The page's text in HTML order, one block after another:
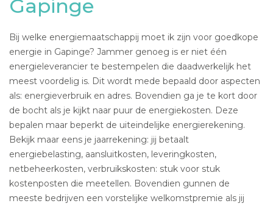
Gapinge
Bij welke energiemaatschappij moet ik zijn voor goedkope
energie in Gapinge? Jammer genoeg is er niet één
energieleverancier te bestempelen die daadwerkelijk het
meest voordelig is. Dit wordt mede bepaald door aspecten
als: energieverbruik en adres. Bovendien ga je te kort door
de bocht als je kijkt naar puur de energiekosten. Deze
bepalen maar beperkt de uiteindelijke energierekening.
Bekijk maar eens je jaarrekening: jij betaalt
energiebelasting, aansluitkosten, leveringkosten,
netbeheerkosten, verbruikskosten: stuk voor stuk
kostenposten die meetellen. Bovendien gunnen de
meeste bedrijven een vorstelijke welkomstpremie als jij